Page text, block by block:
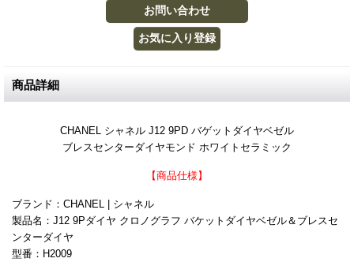
商品詳細
CHANEL シャネル J12 9PD バゲットダイヤベゼル
ブレスセンターダイヤモンド ホワイトセラミック
【商品仕様】
ブランド：CHANEL | シャネル
製品名：J12 9Pダイヤ クロノグラフ バケットダイヤベゼル＆ブレスセ
ンターダイヤ
型番：H2009